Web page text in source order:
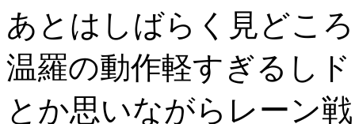
あとはしばらく見どこ
温羅の動作軽すぎるし
とか思いながらレーン